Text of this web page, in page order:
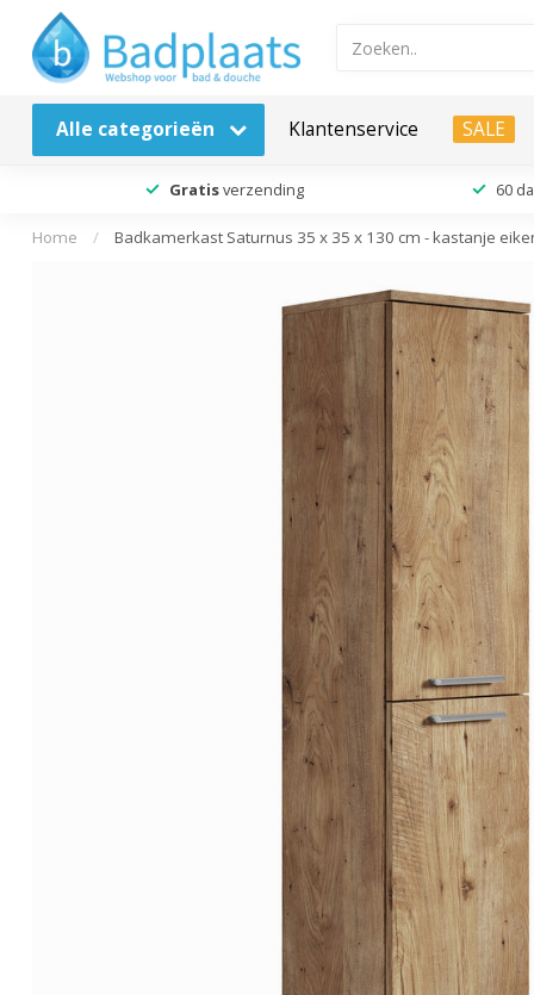
Alle categorieën Klantenservice SALE
Gratisverzending 60
Home / Badkamerkast Saturnus 35 x 35 x 130 cm - kastanje